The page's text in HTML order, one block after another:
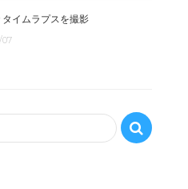
タイムラプスを撮影
07